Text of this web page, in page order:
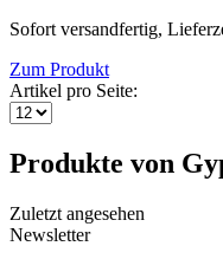
Sofort versandfertig,
Zum Produkt
Artikel pro Seite:
Produkte von
Zuletzt angesehen
Newsletter